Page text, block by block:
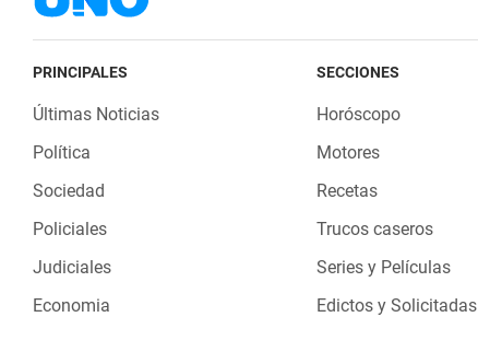
PRINCIPALES
Últimas Noticias
Política
Sociedad
Policiales
Judiciales
Economia
SECCIONES
Horóscopo
Motores
Recetas
Trucos caseros
Series y Películas
Edictos y Solicitadas